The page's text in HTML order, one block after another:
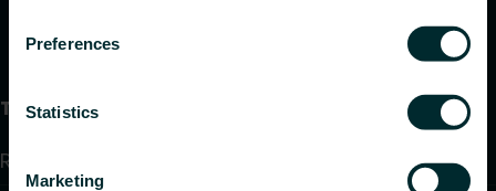
Preferences
Statistics
Marketing
Tooted
Radiaatorid ja vannitoaradiaatorid